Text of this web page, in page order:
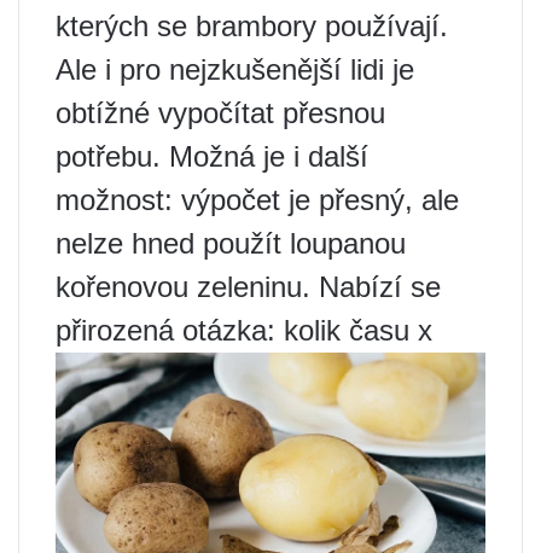
kterých se brambory používají.
Ale i pro nejzkušenější lidi je
obtížné vypočítat přesnou
potřebu. Možná je i další
možnost: výpočet je přesný, ale
nelze hned použít loupanou
kořenovou zeleninu. Nabízí se
přirozená otázka: kolik času x